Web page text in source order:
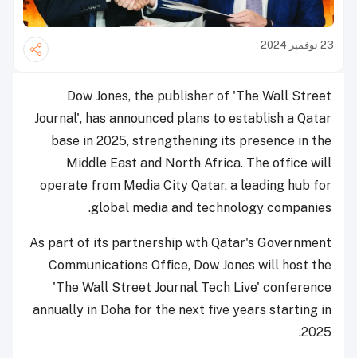
23 نوفمبر 2024
Dow Jones, the publisher of 'The Wall Street
Journal', has announced plans to establish a Qatar
base in 2025, strengthening its presence in the
Middle East and North Africa. The office will
operate from Media City Qatar, a leading hub for
global media and technology companies.
As part of its partnership wth Qatar's Government
Communications Office, Dow Jones will host the
'The Wall Street Journal Tech Live' conference
annually in Doha for the next five years starting in
2025.